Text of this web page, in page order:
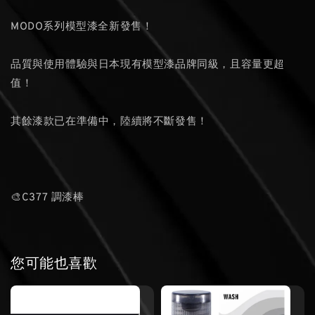
MODO系列模型漆全新發售！
品質與使用體驗與日本現有模型漆品牌同級，且容量更超
值！
其餘漆款已在準備中，陸續將不斷發售！
🎨C377 調漆棒
您可能也喜歡